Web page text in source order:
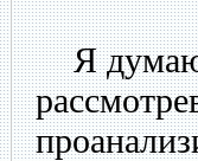
Я думаю,